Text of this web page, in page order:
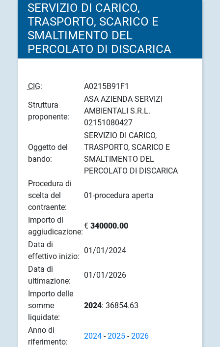
SERVIZIO DI CARICO,
TRASPORTO, SCARICO E
SMALTIMENTO DEL
PERCOLATO DI DISCARICA
CIG:
A0215B91F1
Struttura
proponente:
ASA AZIENDA SERVIZI
AMBIENTALI S.R.L.
02151080427
Oggetto del
bando:
SERVIZIO DI CARICO,
TRASPORTO, SCARICO E
SMALTIMENTO DEL
PERCOLATO DI DISCARICA
Procedura di
scelta del
contraente:
01-procedura aperta
Importo di
aggiudicazione:
€ 340000.00
Data di
effettivo inizio:
01/01/2024
Data di
ultimazione:
01/01/2026
Importo delle
somme
liquidate:
2024: 36854.63
Anno di
riferimento:
2024-2025-2026